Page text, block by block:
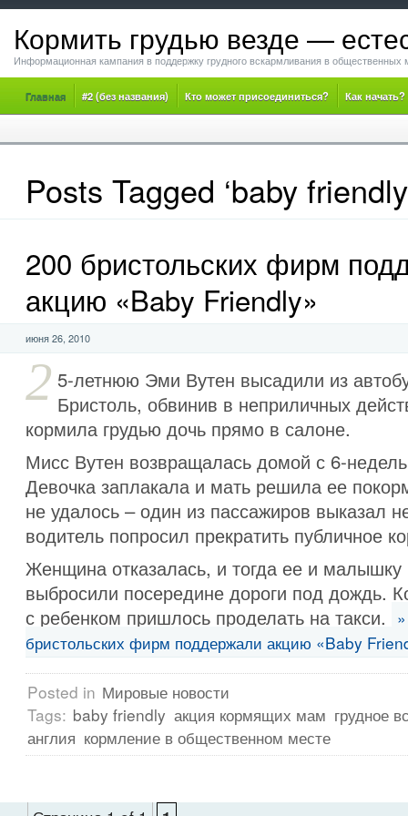
Кормить грудью везде —
Информационная кампания в поддержку грудного вскармливания в общественных
Главная #2 (без названия) Кто может присоединиться? Как начать?
Posts Tagged ‘baby
200 бристольских фирм
акцию «Baby Friendly»
июня 26, 2010
2 5-летнюю Эми Вутен высадили из
Бристоль, обвинив в неприличных
кормила грудью дочь прямо в салоне.
Мисс Вутен возвращалась домой с 6-
Девочка заплакала и мать решила ее
не удалось – один из пассажиров выказал
водитель попросил прекратить публичное
Женщина отказалась, и тогда ее и малышку
выбросили посередине дороги под дождь.
с ребенком пришлось проделать на такси.
бристольских фирм поддержали акцию «Baby
Posted in Мировые новости
Tags: baby friendly акция кормящих мам грудное
англия кормление в общественном месте